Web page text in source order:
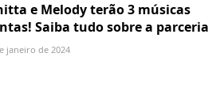
e Melody terão 3 músicas
Saiba tudo sobre a parceria
janeiro de 2024